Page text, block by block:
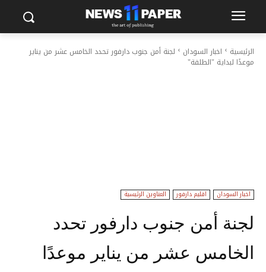
الرئيسية اخبار السودان
لجنة أمن جنوب دارفور تحدد الخامس عشر من يناير
موعدًا لبداية "الطلقة"
اخبار السودان اقليم دارفور العناوين الرئيسية
لجنة أمن جنوب دارفور تحدد
الخامس عشر من يناير موعدًا